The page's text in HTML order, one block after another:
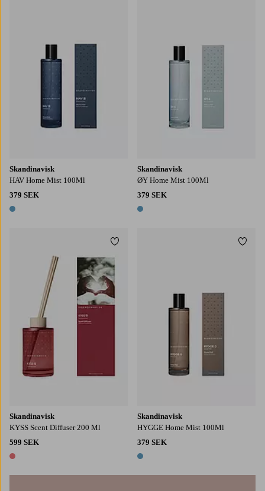
Skandinavisk
HAV Home Mist 100Ml
379 SEK
1 färg
Skandinavisk
ØY Home Mist 100Ml
379 SEK
1 färg
Skandinavisk
KYSS Scent Diffuser 200 Ml
599 SEK
1 färg
Lägg till i favoriter
Skandinavisk
HYGGE Home Mist 100Ml
379 SEK
1 färg